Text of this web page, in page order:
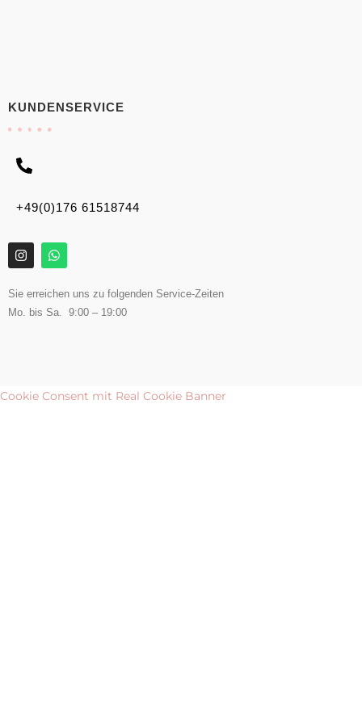
KUNDENSERVICE
+49(0)176 61518744
Sie erreichen uns zu folgenden Service-Zeiten
Mo. bis Sa. 9:00 – 19:00
Cookie Consent mit Real Cookie Banner